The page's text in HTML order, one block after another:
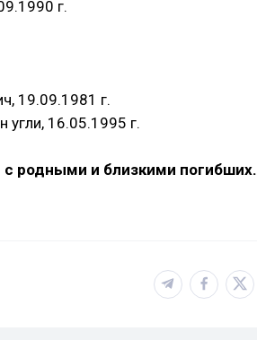
г.
19.09.1981 г.
16.05.1995 г.
с родными и близкими погибших.